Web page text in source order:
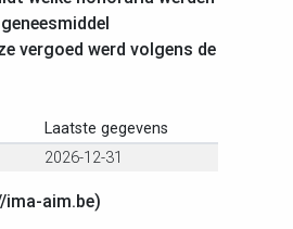
vergoed werd volgens de
Laatste gegevens
2026-12-31
aim.be)